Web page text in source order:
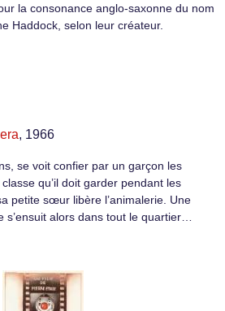
la consonance anglo-saxonne du nom
Haddock, selon leur créateur.
, 1966
se voit confier par un garçon les
qu’il doit garder pendant les
petite sœur libère l’animalerie. Une
s’ensuit alors dans tout le quartier…